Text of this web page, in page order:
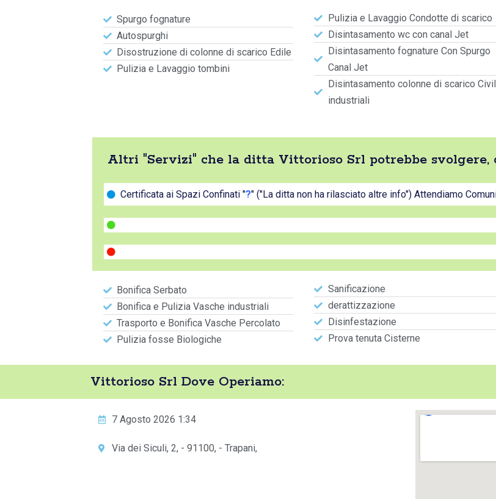
Spurgo fognature
Autospurghi
Disostruzione di colonne di scarico Edile
Pulizia e Lavaggio tombini
Pulizia e Lavaggio Condotte di scarico
Disintasamento wc con canal Jet
Disintasamento fognature Con Spurgo
Canal Jet
Disintasamento colonne di scarico
industriali
Altri "Servizi" che la ditta Vittorioso Srl potrebbe svolgere,
Certificata ai Spazi Confinati "?" ("La ditta non ha rilasciato altre info") Attendiamo
Bonifica Serbato
Bonifica e Pulizia Vasche industriali
Trasporto e Bonifica Vasche Percolato
Pulizia fosse Biologiche
Sanificazione
derattizzazione
Disinfestazione
Prova tenuta Cisterne
Vittorioso Srl Dove Operiamo:
7 Agosto 2026 1:34
Via dei Siculi, 2, - 91100, - Trapani,